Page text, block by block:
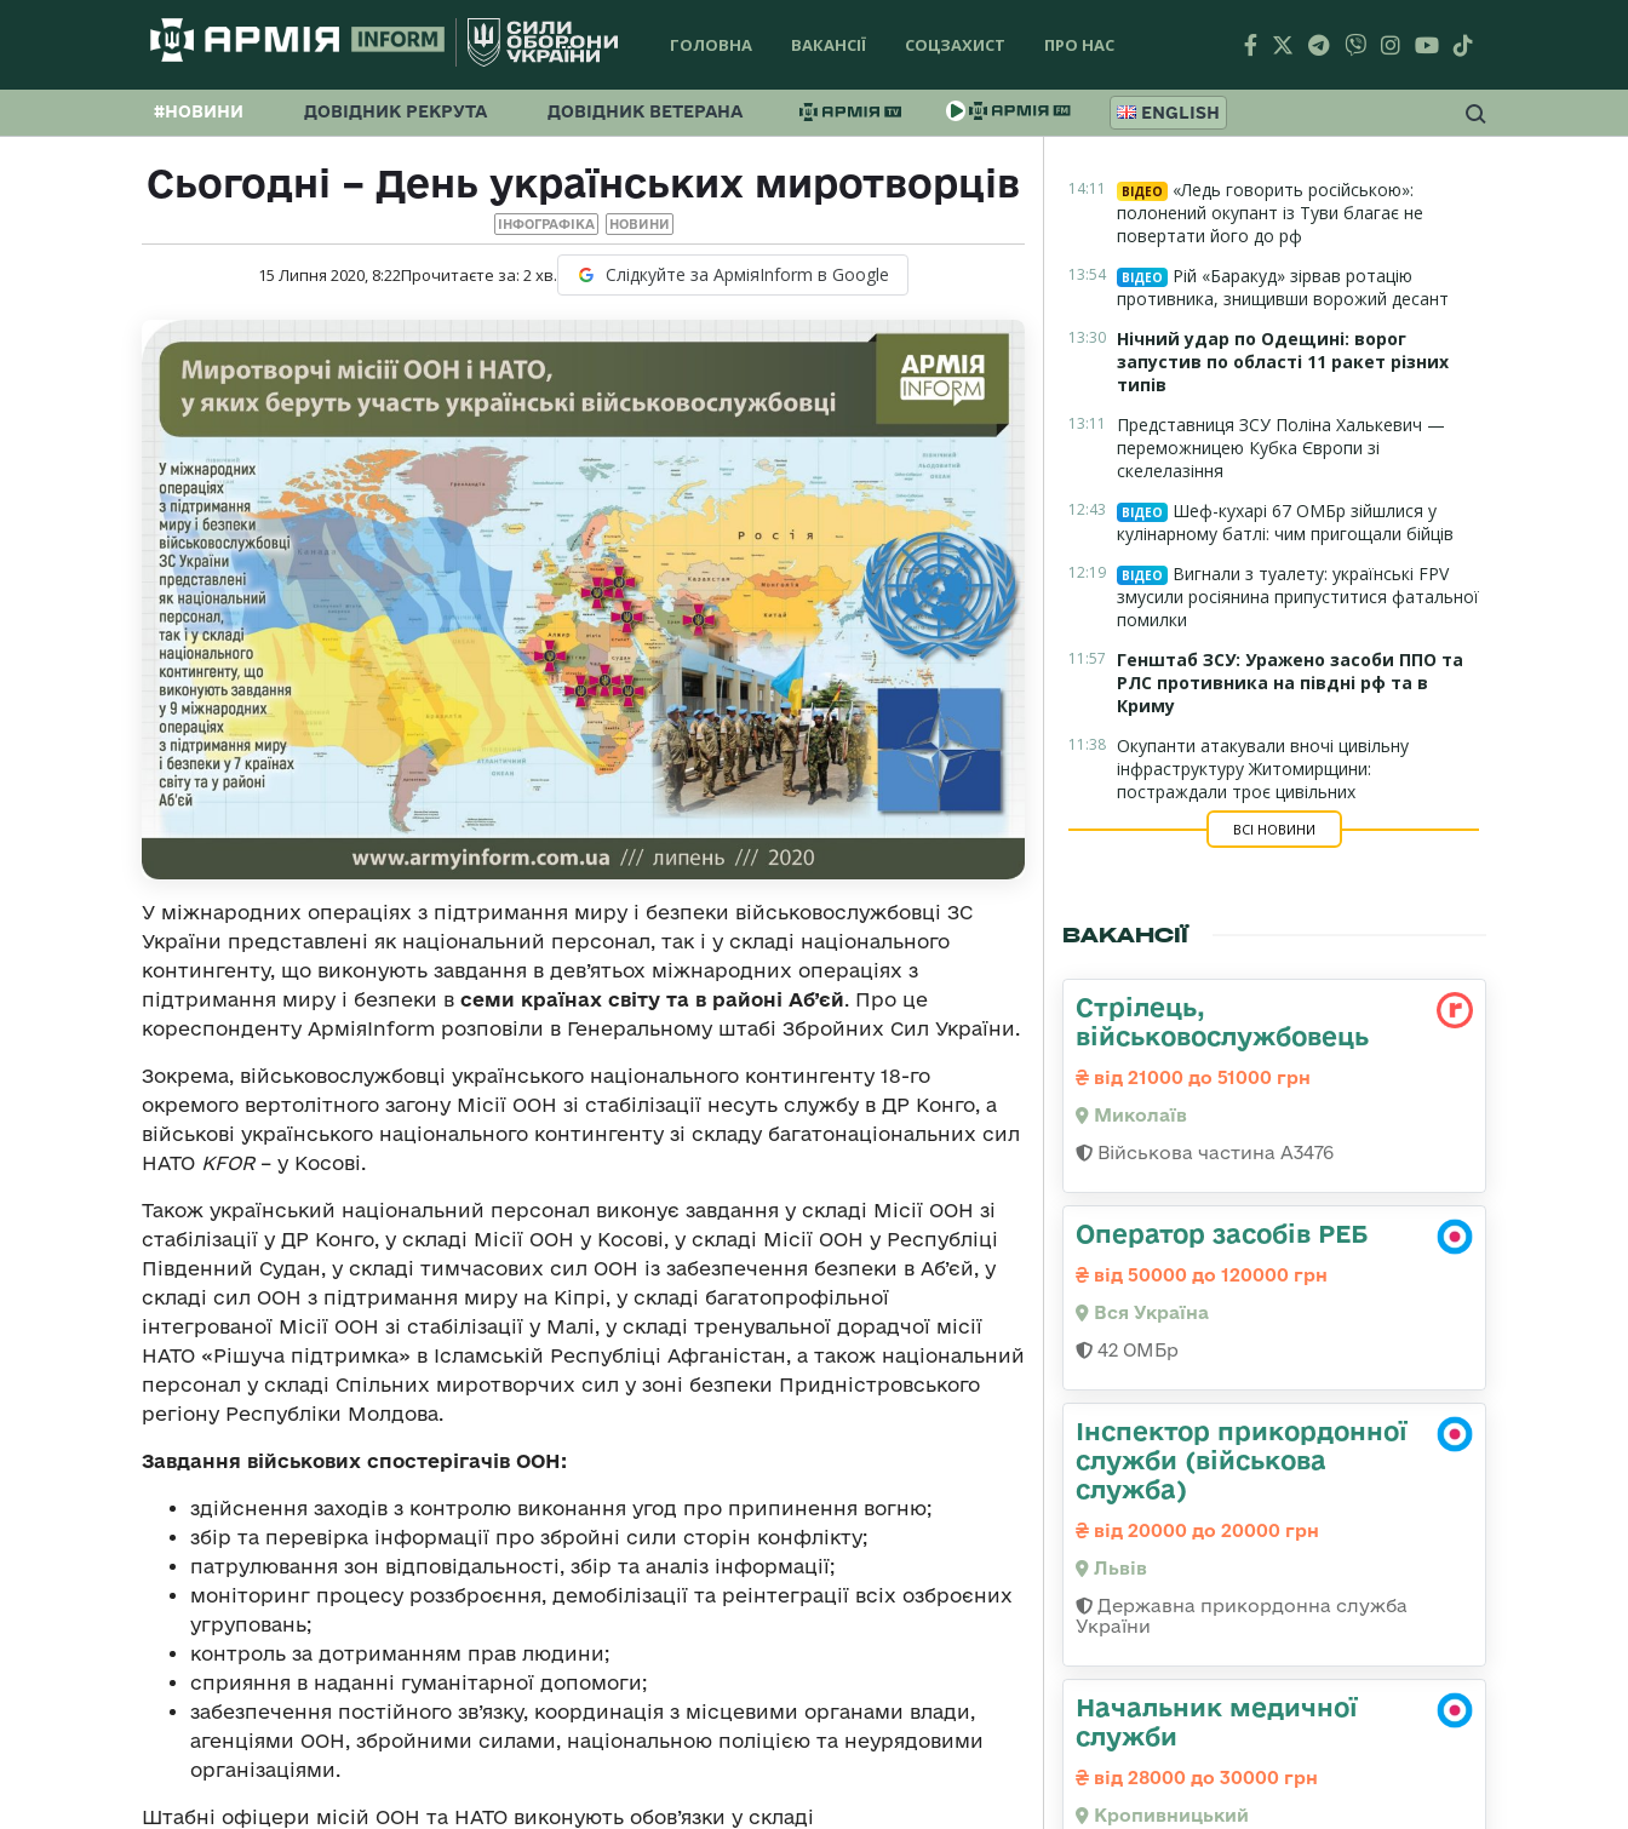
ГОЛОВНА ВАКАНСІЇ СОЦЗАХИСТ ПРО НАС
#НОВИНИ ДОВІДНИК РЕКРУТА ДОВІДНИК ВЕТЕРАНА ENGLISH
Сьогодні – День українських миротворців
ІНФОГРАФІКА НОВИНИ
15 Липня 2020, 8:22Прочитаєте за: 2хв. Слідкуйте за АрміяInform в Google
У міжнародних операціях з підтримання миру і безпеки військовослужбовці ЗС
України представлені як національний персонал, так і у складі національного
контингенту, що виконують завдання в дев’ятьох міжнародних операціях з
підтримання миру і безпеки в семи країнах світу та в районі Аб’єй. Про це
кореспонденту АрміяInform розповіли в Генеральному штабі Збройних Сил України.
Зокрема, військовослужбовці українського національного контингенту 18-го
окремого вертолітного загону Місії ООН зі стабілізації несуть службу в ДР Конго, а
військові українського національного контингенту зі складу багатонаціональних сил
НАТО KFOR– у Косові.
Також український національний персонал виконує завдання у складі Місії ООН зі
стабілізації у ДР Конго, у складі Місії ООН у Косові, у складі Місії ООН у Республіці
Південний Судан, у складі тимчасових сил ООН із забезпечення безпеки в Аб’єй, у
складі сил ООН з підтримання миру на Кіпрі, у складі багатопрофільної
інтегрованої Місії ООН зі стабілізації у Малі, у складі тренувальної дорадчої місії
НАТО «Рішуча підтримка» в Ісламській Республіці Афганістан, а також національний
персонал у складі Спільних миротворчих сил у зоні безпеки Придністровського
регіону Республіки Молдова.
Завдання військових спостерігачів ООН:
здійснення заходів з контролю виконання угод про припинення вогню;
збір та перевірка інформації про збройні сили сторін конфлікту;
патрулювання зон відповідальності, збір та аналіз інформації;
моніторинг процесу роззброєння, демобілізації та реінтеграції всіх озброєних
угруповань;
контроль за дотриманням прав людини;
сприяння в наданні гуманітарної допомоги;
забезпечення постійного зв’язку, координація з місцевими органами влади,
агенціями ООН, збройними силами, національною поліцією та неурядовими
організаціями.
Штабні офіцери місій ООН та НАТО виконують обов’язки у складі
14:11 ВІДЕО
«Ледь говорить російською»:
полонений окупант із Туви благає не
повертати його до рф
13:54 ВІДЕО
Рій «Баракуд» зірвав ротацію
противника, знищивши ворожий десант
13:30 Нічний удар по Одещині: ворог
запустив по області 11 ракет різних
типів
13:11
Представниця ЗСУ Поліна Халькевич —
переможницею Кубка Європи зі
скелелазіння
12:43 ВІДЕО
Шеф-кухарі 67 ОМБр зійшлися у
кулінарному батлі: чим пригощали бійців
12:19 ВІДЕО
Вигнали з туалету: українські FPV
змусили росіянина припуститися фатальної
помилки
11:57
Генштаб ЗСУ: Уражено засоби ППО та
РЛС противника на півдні рф та в
Криму
11:38 Окупанти атакували вночі цивільну
інфраструктуру Житомирщини:
постраждали троє цивільних
ВСІ НОВИНИ
ВАКАНСІЇ
Стрілець,
військовослужбовець
від 21000 до 51000 грн
Миколаїв
Військова частина А3476
Оператор засобів РЕБ
від 50000 до 120000 грн
Вся Україна
42 ОМБр
Інспектор прикордонної
служби (військова
служба)
від 20000 до 20000 грн
Львів
Державна прикордонна служба
України
Начальник медичної
служби
від 28000 до 30000 грн
Кропивницький